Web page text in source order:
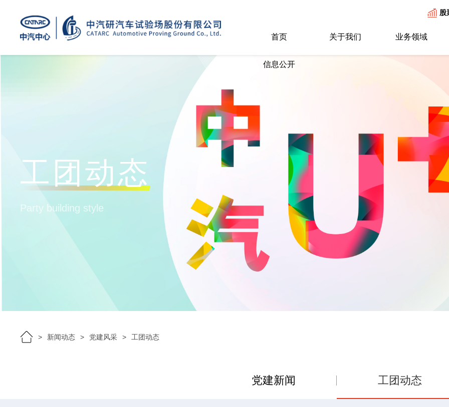
股
首页 关于我们 业务领域
信息公开
工团动态
Party building style
新闻动态 党建风采 工团动态
党建新闻 工团动态